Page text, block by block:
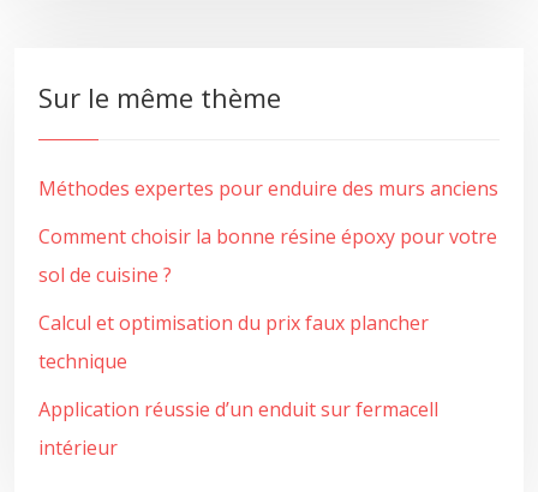
Sur le même thème
Méthodes expertes pour enduire des murs anciens
Comment choisir la bonne résine époxy pour votre
sol de cuisine ?
Calcul et optimisation du prix faux plancher
technique
Application réussie d’un enduit sur fermacell
intérieur